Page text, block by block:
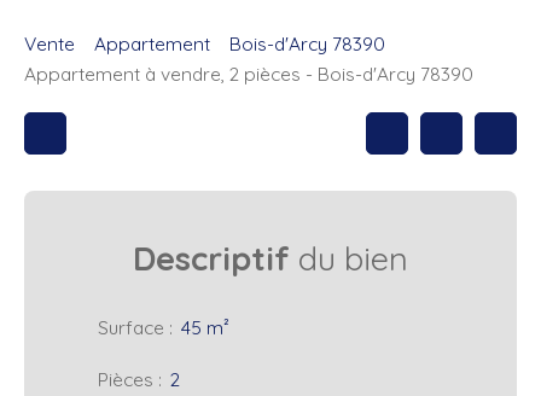
Vente Appartement
Bois-d'Arcy 78390
Appartement à vendre, 2 pièces - Bois-d'Arcy 78390
Descriptif du bien
Surface : 45 m²
Pièces : 2